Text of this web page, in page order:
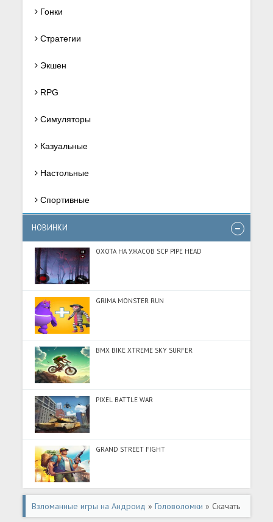
Гонки
Стратегии
Экшен
RPG
Симуляторы
Казуальные
Настольные
Спортивные
НОВИНКИ
ОХОТА НА УЖАСОВ SCP PIPE HEAD
GRIMA MONSTER RUN
BMX BIKE XTREME SKY SURFER
PIXEL BATTLE WAR
GRAND STREET FIGHT
Взломанные игры на Андроид »Головоломки » Скачать